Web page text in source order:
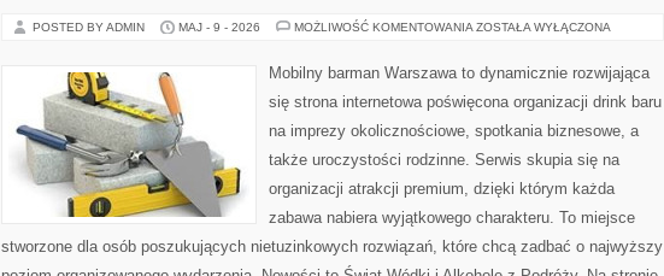
POSTED BY ADMIN MAJ - 9 - 2026 MOŻLIWOŚĆ KOMENTOWANIA PIWO
ZOSTAŁA WYŁĄCZONA
Mobilny barman Warszawa to dynamicznie rozwijająca
się strona internetowa poświęcona organizacji drink baru
na imprezy okolicznościowe, spotkania biznesowe, a
także uroczystości rodzinne. Serwis skupia się na
organizacji atrakcji premium, dzięki którym każda
zabawa nabiera wyjątkowego charakteru. To miejsce
stworzone dla osób poszukujących nietuzinkowych rozwiązań, które chcą zadbać o najwyższy